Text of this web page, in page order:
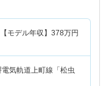
【モデル年収】 378万円
電気軌道上町線「松虫